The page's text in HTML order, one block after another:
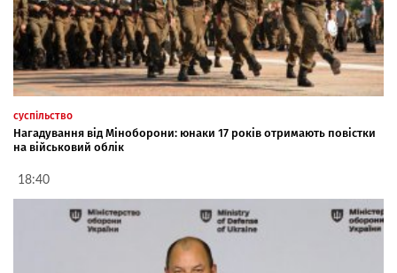
суспільство
Нагадування від Міноборони: юнаки 17 років отримають повістки
на військовий облік
18:40